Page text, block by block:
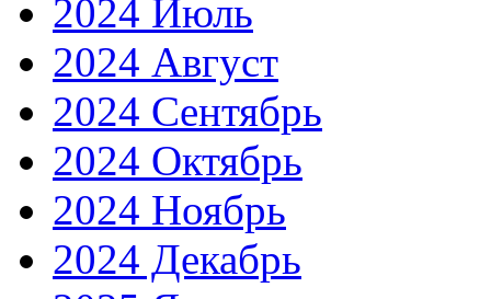
2024 Июль
2024 Август
2024 Сентябрь
2024 Октябрь
2024 Ноябрь
2024 Декабрь